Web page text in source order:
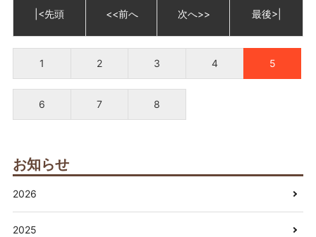
|<先頭 <<前へ
1 2 3 4 5
6 7 8
次へ>> 最後>|
お知らせ
2026
2025